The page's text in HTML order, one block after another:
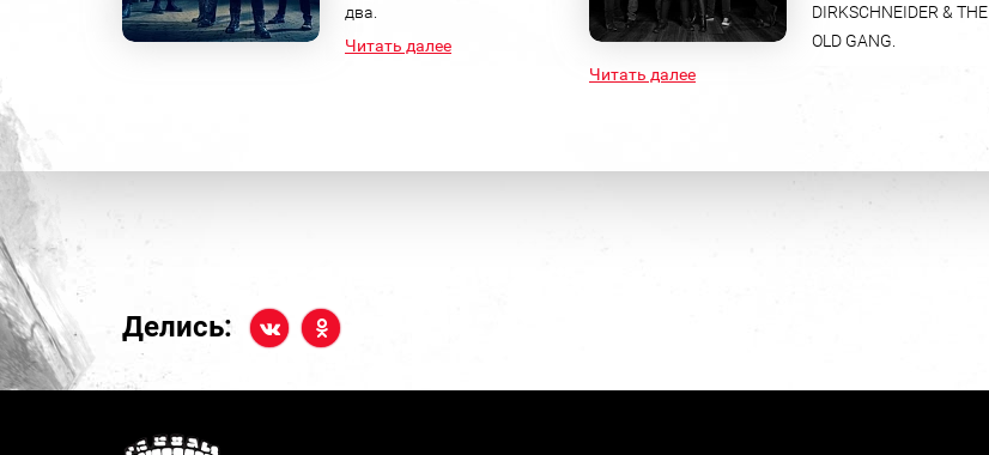
два.
Читать далее
DIRKSCHNEIDER & THE
OLD GANG.
Читать далее
Делись: